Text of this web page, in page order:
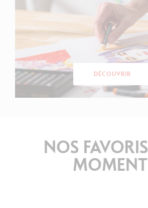
DÉCOUVRIR
NOS FAVORIS
MOMENT